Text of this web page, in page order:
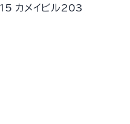
カメイビル203